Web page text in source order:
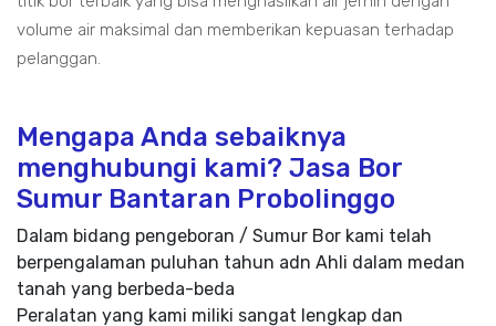
volume air maksimal dan memberikan kepuasan terhadap
pelanggan.
Mengapa Anda sebaiknya
menghubungi kami? Jasa Bor
Sumur Bantaran Probolinggo
Dalam bidang pengeboran / Sumur Bor kami telah
berpengalaman puluhan tahun adn Ahli dalam medan
tanah yang berbeda-beda
Peralatan yang kami miliki sangat lengkap dan